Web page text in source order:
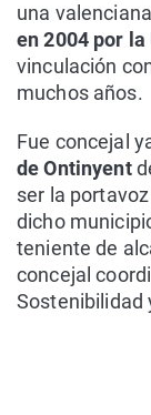
una
en 2004 por
vinculación
muchos años.
Fue concejal
de Ontinyent
ser la
dicho
teniente de
concejal
Sostenibilidad